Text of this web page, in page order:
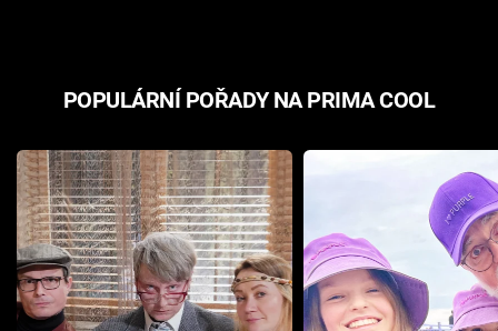
POPULÁRNÍ POŘADY NA PRIMA COOL